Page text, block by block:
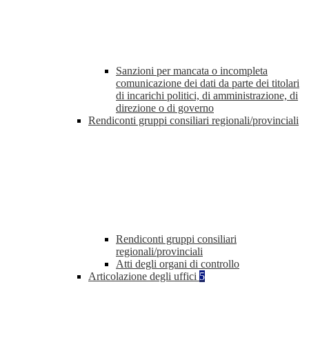
Sanzioni per mancata o incompleta
comunicazione dei dati da parte dei titolari
di incarichi politici, di amministrazione, di
direzione o di governo
Rendiconti gruppi consiliari regionali/provinciali
Rendiconti gruppi consiliari
regionali/provinciali
Atti degli organi di controllo
Articolazione degli uffici 5